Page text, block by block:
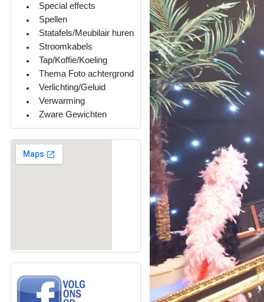
Special effects
Spellen
Statafels/Meubilair huren
Stroomkabels
Tap/Koffie/Koeling
Thema Foto achtergrond
Verlichting/Geluid
Verwarming
Zware Gewichten